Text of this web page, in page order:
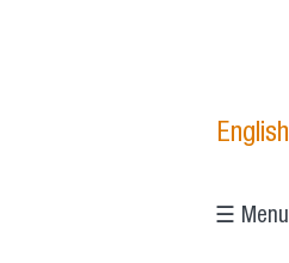
English
☰ Menu